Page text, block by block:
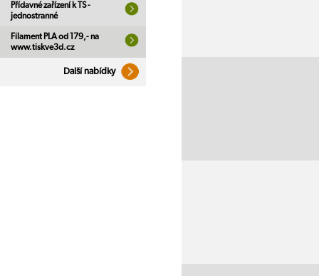
Přídavné zařízení k TS -
jednostranné
Filament PLA od 179,- na
www.tiskve3d.cz
Další nabídky